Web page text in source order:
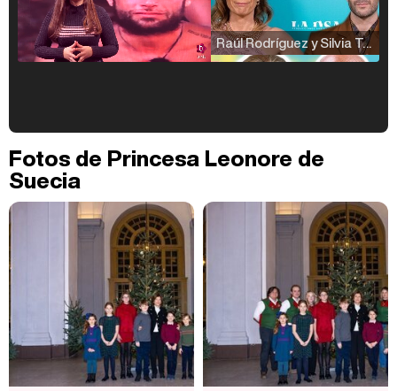
Raúl Rodríguez y Silvia Taulés nos cuentan su papel en 'La familia de la tele'
Carlota Corredera y Javier de Hoyos: "La tele tiene que representar al público también y aquí están todos los perfiles posibles&quo;
Así se tomó Felipe VI que la Infanta Sofía no quisiera recibir formación militar
Fotos de Princesa Leonore de
Suecia